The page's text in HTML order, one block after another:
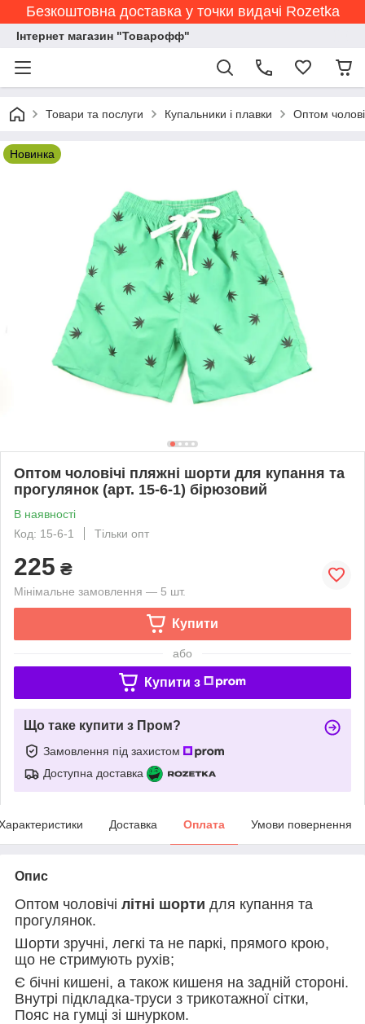
Безкоштовна доставка у точки видачі Rozetka
Інтернет магазин "Товарофф"
Товари та послуги Купальники і плавки Оптом
Новинка
Оптом чоловічі пляжні шорти для купання та
прогулянок (арт. 15-6-1) бірюзовий
В наявності
Код: 15-6-1
Тільки опт
225 ₴
Мінімальне замовлення — 5 шт.
Купити
або
Купити з
Що таке купити з Пром?
Замовлення під захистом
Доступна доставка
Доставка Оплата Умови повернення
Опис
Оптом чоловічі літні шорти для купання та
прогулянок.
Шорти зручні, легкі та не паркі, прямого крою,
що не стримують рухів;
Є бічні кишені, а також кишеня на задній стороні.
Внутрі підкладка-труси з трикотажної сітки,
Пояс на гумці зі шнурком.